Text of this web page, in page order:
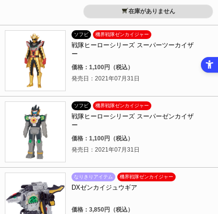
在庫がありません
ソフビ 機界戦隊ゼンカイジャー
戦隊ヒーローシリーズ スーパーツーカイザ
ー
価格：1,100円（税込）
発売日：2021年07月31日
ソフビ 機界戦隊ゼンカイジャー
戦隊ヒーローシリーズ スーパーゼンカイザ
ー
価格：1,100円（税込）
発売日：2021年07月31日
なりきりアイテム 機界戦隊ゼンカイジャー
DXゼンカイジュウギア
価格：3,850円（税込）